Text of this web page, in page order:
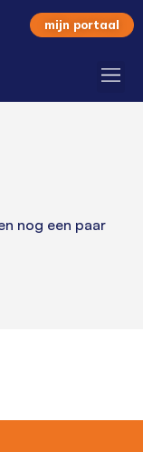
mijn portaal
nog een paar